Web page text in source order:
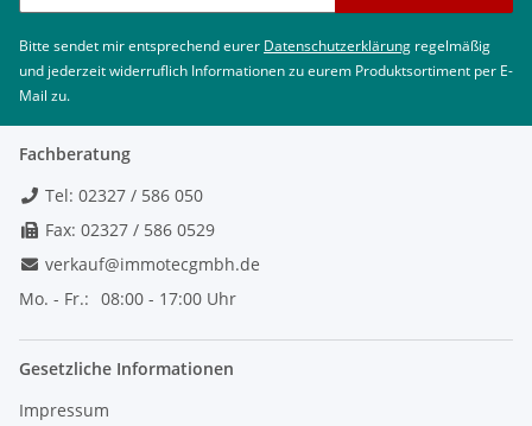
Bitte sendet mir entsprechend eurer Datenschutzerklärung regelmäßig
und jederzeit widerruflich Informationen zu eurem Produktsortiment per E-
Mail zu.
Fachberatung
Tel: 02327 / 586 050
Fax: 02327 / 586 0529
verkauf@immotecgmbh.de
Mo. - Fr.: 08:00 - 17:00 Uhr
Gesetzliche Informationen
Impressum